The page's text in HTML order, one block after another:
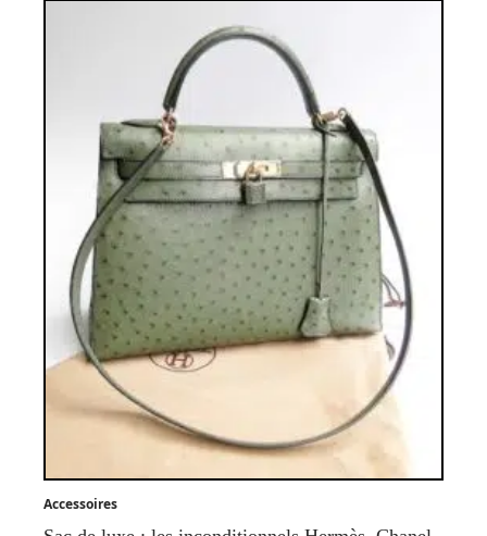
Accessoires